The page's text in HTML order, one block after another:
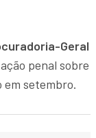
Geral
penal sobre
em setembro.